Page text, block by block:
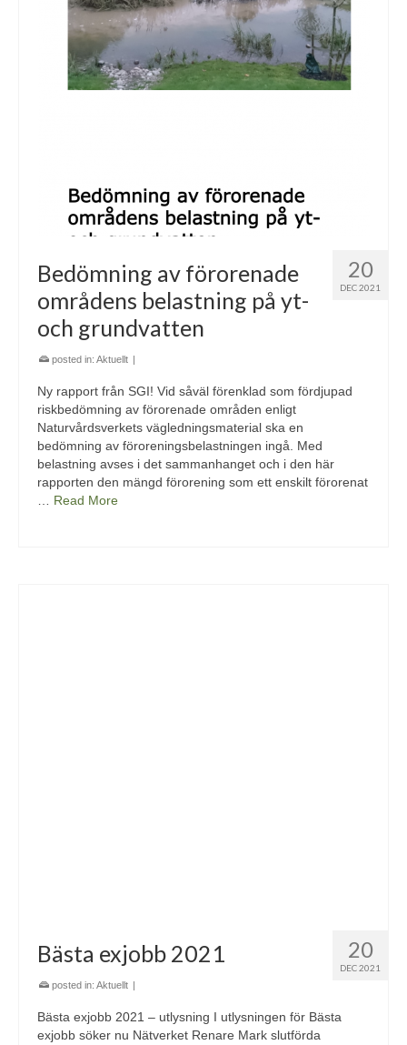
20
DEC 2021
Bedömning av förorenade
områdens belastning på yt-
och grundvatten
posted in: Aktuellt |
Ny rapport från SGI! Vid såväl förenklad som fördjupad
riskbedömning av förorenade områden enligt
Naturvårdsverkets vägledningsmaterial ska en
bedömning av föroreningsbelastningen ingå. Med
belastning avses i det sammanhanget och i den här
rapporten den mängd förorening som ett enskilt förorenat
Read More
20
DEC 2021
Bästa exjobb 2021
posted in: Aktuellt |
Bästa exjobb 2021 – utlysning I utlysningen för Bästa
exjobb söker nu Nätverket Renare Mark slutförda